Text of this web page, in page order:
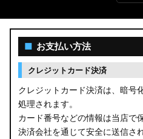
■ お支払い方法
クレジットカード決済
クレジットカード決済は、暗号
処理されます。
カード番号などの情報は当店で
決済会社を通じて安全に送信さ